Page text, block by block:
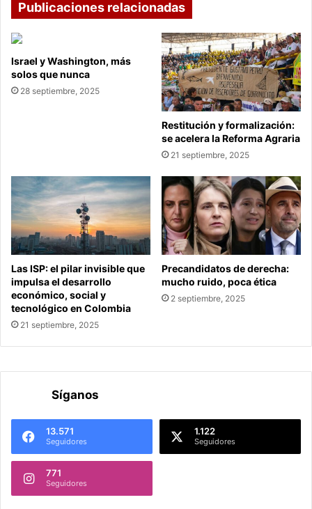
Publicaciones relacionadas
Israel y Washington, más
solos que nunca
28 septiembre, 2025
Restitución y formalización:
se acelera la Reforma Agraria
21 septiembre, 2025
Las ISP: el pilar invisible que
impulsa el desarrollo
económico, social y
tecnológico en Colombia
21 septiembre, 2025
Precandidatos de derecha:
mucho ruido, poca ética
2 septiembre, 2025
Síganos
13.571
Seguidores
1.122
Seguidores
771
Seguidores